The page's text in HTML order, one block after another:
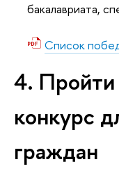
бакалавриата,
Список
4.
конкурс
граждан